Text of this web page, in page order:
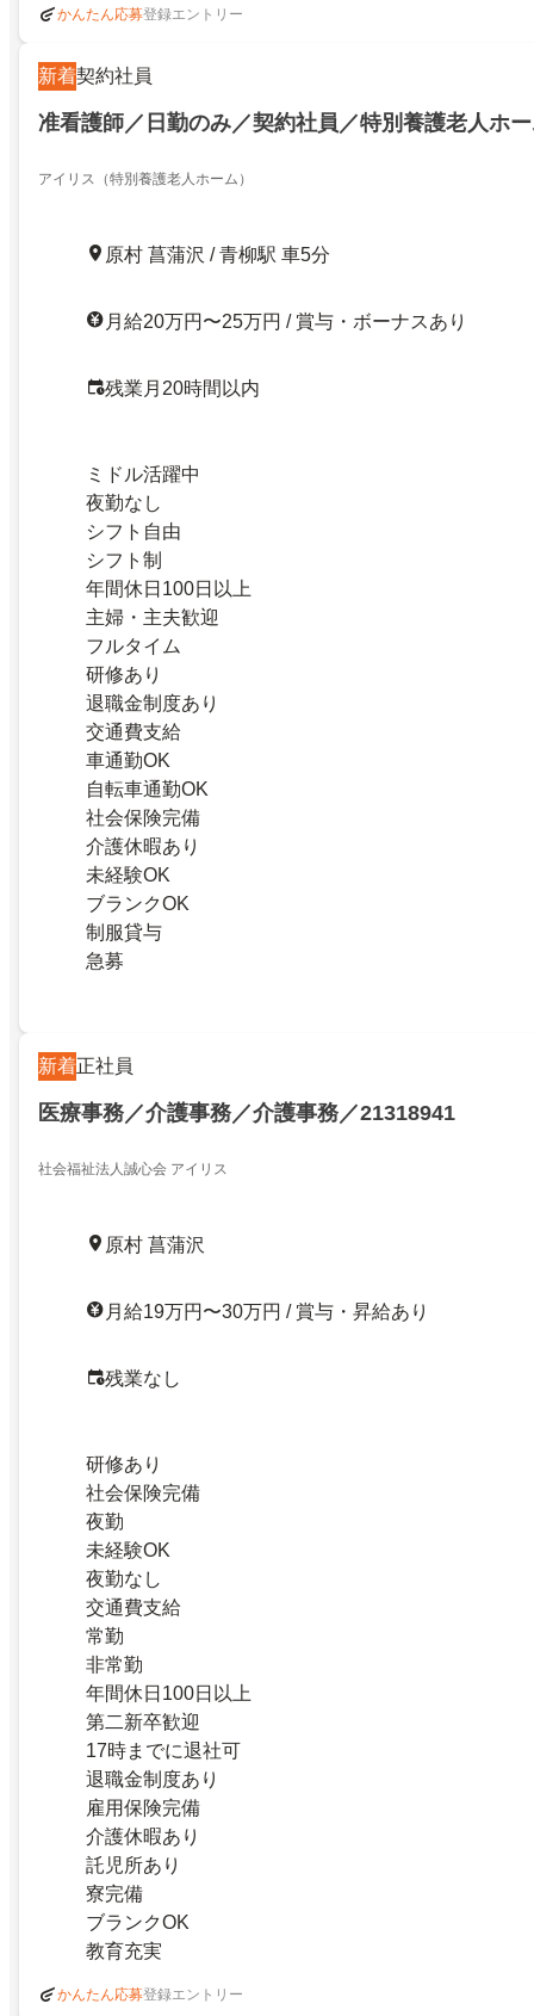
かんたん応募登録エントリー
新着契約社員
准看護師／日勤のみ／契約社員／特別養護老人ホ
アイリス（特別養護老人ホーム）
原村 菖蒲沢 / 青柳駅 車5分
月給20万円〜25万円 / 賞与・ボーナスあり
残業月20時間以内
ミドル活躍中
夜勤なし
シフト自由
シフト制
年間休日100日以上
主婦・主夫歓迎
フルタイム
研修あり
退職金制度あり
交通費支給
車通勤OK
自転車通勤OK
社会保険完備
介護休暇あり
未経験OK
ブランクOK
制服貸与
急募
新着正社員
医療事務／介護事務／介護事務／21318941
社会福祉法人誠心会 アイリス
原村 菖蒲沢
月給19万円〜30万円 / 賞与・昇給あり
残業なし
研修あり
社会保険完備
夜勤
未経験OK
夜勤なし
交通費支給
常勤
非常勤
年間休日100日以上
第二新卒歓迎
17時までに退社可
退職金制度あり
雇用保険完備
介護休暇あり
託児所あり
寮完備
ブランクOK
教育充実
かんたん応募登録エントリー